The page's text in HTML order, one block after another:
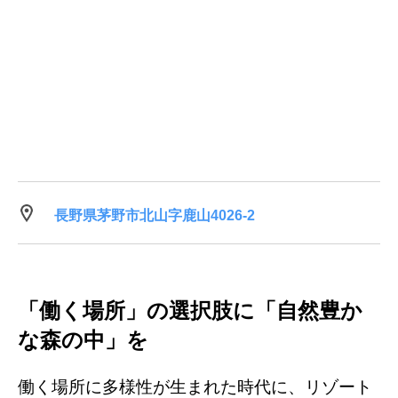
長野県茅野市北山字鹿山4026-2
「働く場所」の選択肢に「自然豊か
な森の中」を
働く場所に多様性が生まれた時代に、リゾート